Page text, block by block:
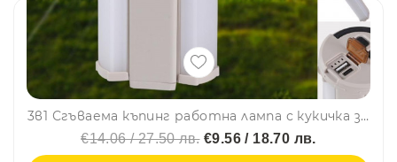
3в1 Сгъваема къпинг работна лампа с кукичка за окачване и няколко режима на работа X6608
€14.06 / 27.50 лв.€9.56 / 18.70 лв.